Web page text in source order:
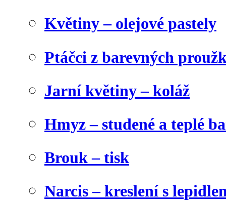
Květiny – olejové pastely
Ptáčci z barevných
Jarní květiny – koláž
Hmyz – studené a teplé
Brouk – tisk
Narcis – kreslení s